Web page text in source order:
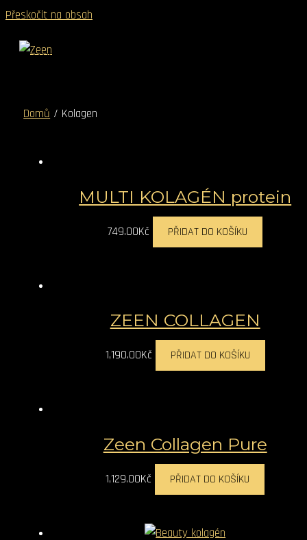
Přeskočit na obsah
MAIN MENU
Domů / Kolagen
MULTI KOLAGÉN protein
749.00Kč PŘIDAT DO KOŠÍKU
ZEEN COLLAGEN
1,190.00Kč PŘIDAT DO KOŠÍKU
Zeen Collagen Pure
1,129.00Kč PŘIDAT DO KOŠÍKU